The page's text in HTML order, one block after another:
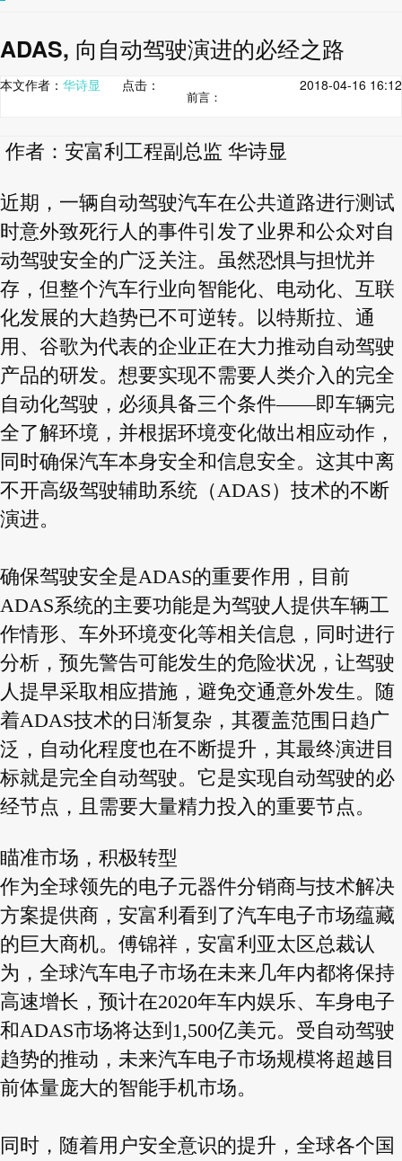
ADAS, 向自动驾驶演进的必经之路
本文作者： 华诗显 点击： 2018-04-16 16:12
前言：
作者：安富利工程副总监 华诗显
近期，一辆自动驾驶汽车在公共道路进行测试
时意外致死行人的事件引发了业界和公众对自
动驾驶安全的广泛关注。虽然恐惧与担忧并
存，但整个汽车行业向智能化、电动化、互联
化发展的大趋势已不可逆转。以特斯拉、通
用、谷歌为代表的企业正在大力推动自动驾驶
产品的研发。想要实现不需要人类介入的完全
自动化驾驶，必须具备三个条件——即车辆完
全了解环境，并根据环境变化做出相应动作，
同时确保汽车本身安全和信息安全。这其中离
不开高级驾驶辅助系统（ADAS）技术的不断
演进。
确保驾驶安全是ADAS的重要作用，目前
ADAS系统的主要功能是为驾驶人提供车辆工
作情形、车外环境变化等相关信息，同时进行
分析，预先警告可能发生的危险状况，让驾驶
人提早采取相应措施，避免交通意外发生。随
着ADAS技术的日渐复杂，其覆盖范围日趋广
泛，自动化程度也在不断提升，其最终演进目
标就是完全自动驾驶。它是实现自动驾驶的必
经节点，且需要大量精力投入的重要节点。
瞄准市场，积极转型
作为全球领先的电子元器件分销商与技术解决
方案提供商，安富利看到了汽车电子市场蕴藏
的巨大商机。傅锦祥，安富利亚太区总裁认
为，全球汽车电子市场在未来几年内都将保持
高速增长，预计在2020年车内娱乐、车身电子
和ADAS市场将达到1,500亿美元。受自动驾驶
趋势的推动，未来汽车电子市场规模将超越目
前体量庞大的智能手机市场。
同时，随着用户安全意识的提升，全球各个国